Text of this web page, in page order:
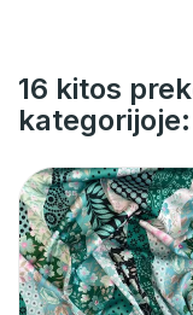
16 kitos
kategorijoje: